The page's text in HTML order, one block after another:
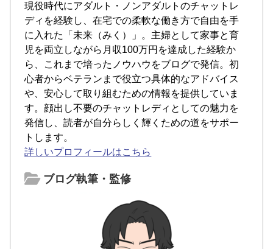
現役時代にアダルト・ノンアダルトのチャットレ
ディを経験し、在宅での柔軟な働き方で自由を手
に入れた「未来（みく）」。主婦として家事と育
児を両立しながら月収100万円を達成した経験か
ら、これまで培ったノウハウをブログで発信。初
心者からベテランまで役立つ具体的なアドバイス
や、安心して取り組むための情報を提供していま
す。顔出し不要のチャットレディとしての魅力を
発信し、読者が自分らしく輝くための道をサポー
トします。
詳しいプロフィールはこちら
ブログ執筆・監修